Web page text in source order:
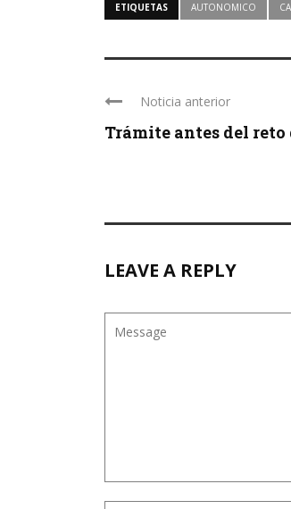
ETIQUETAS AUTONOMICO
Noticia anterior
Trámite antes del reto
LEAVE A REPLY